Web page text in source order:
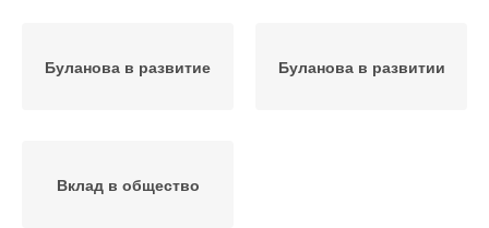
Буланова в развитие Буланова в развитии
Вклад в общество